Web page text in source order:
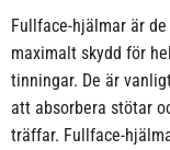
Fullface-hjälmar är
maximalt skydd för
tinningar. De är
att absorbera stötar
träffar. Fullface-